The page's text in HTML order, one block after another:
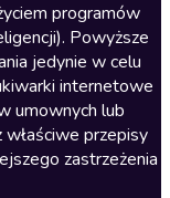
programów
Powyższe
jedynie w celu
internetowe
umownych lub
przepisy
zastrzeżenia